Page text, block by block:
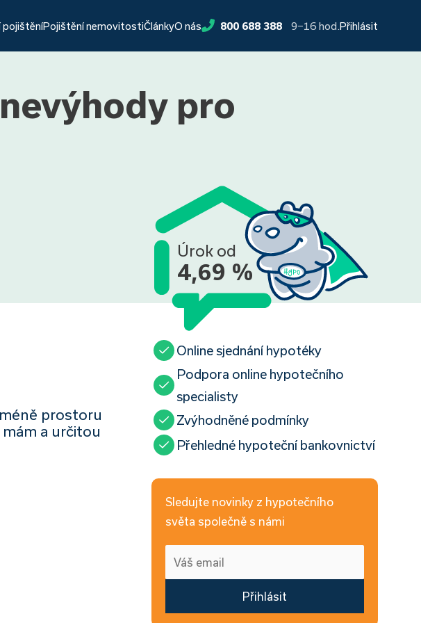
pojištěníPojištění nemovitostiČlánkyO nás 800 688 388 9−16 hod. Přihlásit
pro
Úrok od
4,69 %
prostoru
a určitou
Online sjednání hypotéky
Podpora online hypotečního
specialisty
Zvýhodněné podmínky
Přehledné hypoteční bankovnictví
Sledujte novinky z hypotečního
světa společně s námi
Přihlásit